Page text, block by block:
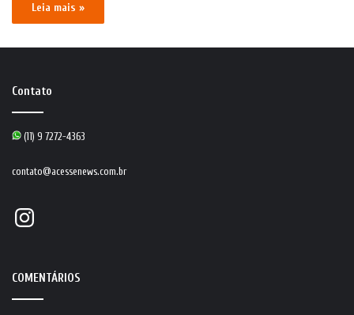
Leia mais »
Contato
(11) 9 7272-4363
contato@acessenews.com.br
Instagram
COMENTÁRIOS